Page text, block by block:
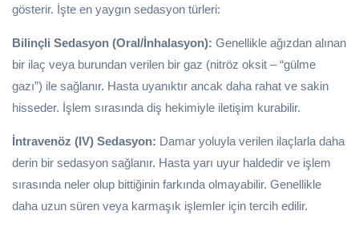
gösterir. İşte en yaygın sedasyon türleri:
Bilinçli Sedasyon (Oral/İnhalasyon): Genellikle ağızdan alınan
bir ilaç veya burundan verilen bir gaz (nitröz oksit – “gülme
gazı”) ile sağlanır. Hasta uyanıktır ancak daha rahat ve sakin
hisseder. İşlem sırasında diş hekimiyle iletişim kurabilir.
İntravenöz (IV) Sedasyon: Damar yoluyla verilen ilaçlarla daha
derin bir sedasyon sağlanır. Hasta yarı uyur haldedir ve işlem
sırasında neler olup bittiğinin farkında olmayabilir. Genellikle
daha uzun süren veya karmaşık işlemler için tercih edilir.